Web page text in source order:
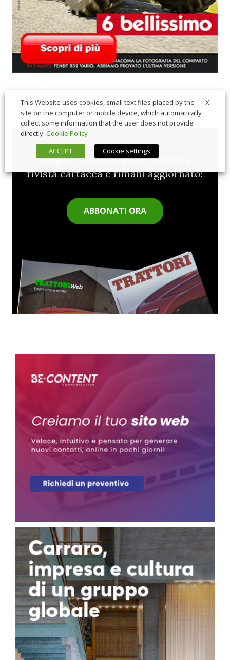
Sfoglia comodamente la nostra
rivista cartacea e rimani aggiornato!
ABBONATI ORA
X
This Website uses cookies, small text files placed by the
site on the computer or mobile device, which automatically
collect some information that the user does not provide
directly. Cookie Policy
ACCEPT
Cookie settings